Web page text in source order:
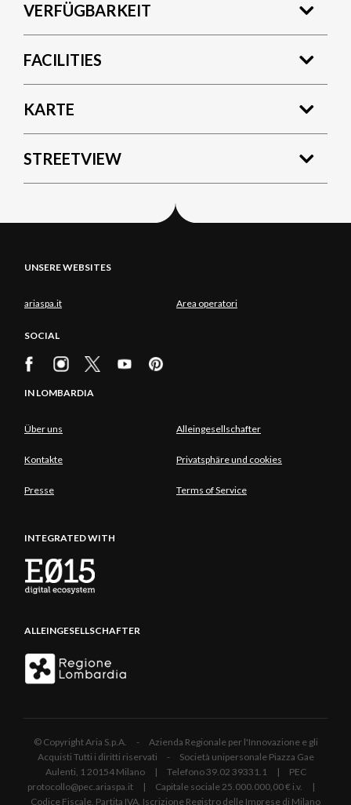
VERFÜGBARKEIT
FACILITIES
KARTE
STREETVIEW
UNSERE WEBSITES
ariaspa.it Area operatori
SOCIAL
IN LOMBARDIA
Über uns Alleingesellschafter
Kontakte Privatsphäre und cookies
Presse Terms of Service
INTEGRATED WITH
ALLEINGESELLSCHAFTER
© Copyright Aria S.p.A. - Azienda Regionale per l'Innovazione e gli
Acquisti Tutti i diritti riservati - Società unipersonale Piazza Gae
Aulenti, 1 20154 Milano | Telefono 39.02 39331.1 | PEC
protocollo@pec.ariaspa.it | Capitale sociale 25.000.000,00 € i.v. |
Codice Fiscale, Partita IVA, Iscrizione Registro delle Imprese di Milano